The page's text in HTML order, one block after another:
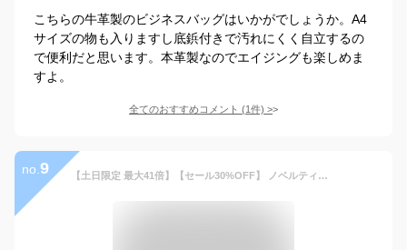
こちらの牛革製のビジネスバッグはいかがでしょうか。A4
サイズの物も入りますし底鋲付きで汚れにくく自立するの
で便利だと思います。本革製なのでエイジングも楽しめま
すよ。
全てのおすすめコメント (1件) >
no. 9 【土日限定 最大41倍】【セール30%OFF】 ノベルティ付 【正規品5年保証】 エースジーン ビジネスバッグ ace.GENE リュック HOVERLITE ホバーライト ビジネスリュック A4 12L 2層 軽量 ノートPC ビジネス 通勤 ブランド メンズ ACEGENE エース 59005